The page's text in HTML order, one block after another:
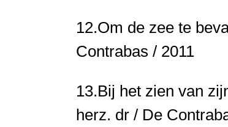
12.Om de zee te
Contrabas / 2011
13.Bij het zien van
herz. dr / De